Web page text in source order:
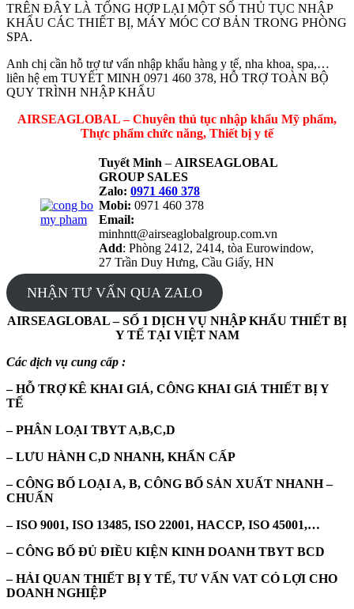
TRÊN ĐÂY LÀ TỔNG HỢP LẠI MỘT SỐ THỦ TỤC NHẬP
KHẨU CÁC THIẾT BỊ, MÁY MÓC CƠ BẢN TRONG PHÒNG
SPA.
Anh chị cần hỗ trợ tư vấn nhập khẩu hàng y tế, nha khoa, spa,…
liên hệ em TUYẾT MINH 0971 460 378, HỖ TRỢ TOÀN BỘ
QUY TRÌNH NHẬP KHẨU
AIRSEAGLOBAL – Chuyên thủ tục nhập khẩu Mỹ phẩm,
Thực phẩm chức năng, Thiết bị y tế
Tuyết Minh – AIRSEAGLOBAL
GROUP SALES
Zalo: 0971 460 378
Mobi: 0971 460 378
Email:
minhntt@airseaglobalgroup.com.vn
Add: Phòng 2412, 2414, tòa Eurowindow,
27 Trần Duy Hưng, Cầu Giấy, HN
NHẬN TƯ VẤN QUA ZALO
AIRSEAGLOBAL – SỐ 1 DỊCH VỤ NHẬP KHẨU THIẾT BỊ
Y TẾ TẠI VIỆT NAM
Các dịch vụ cung cấp :
– HỖ TRỢ KÊ KHAI GIÁ, CÔNG KHAI GIÁ THIẾT BỊ Y
TẾ
– PHÂN LOẠI TBYT A,B,C,D
– LƯU HÀNH C,D NHANH, KHẨN CẤP
– CÔNG BỐ LOẠI A, B, CÔNG BỐ SẢN XUẤT NHANH –
CHUẨN
– ISO 9001, ISO 13485, ISO 22001, HACCP, ISO 45001,…
– CÔNG BỐ ĐỦ ĐIỀU KIỆN KINH DOANH TBYT BCD
– HẢI QUAN THIẾT BỊ Y TẾ, TƯ VẤN VAT CÓ LỢI CHO
DOANH NGHIỆP